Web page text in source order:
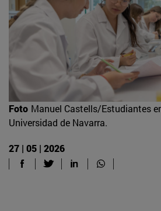
Foto Manuel Castells/Estudiantes
Universidad de Navarra.
27 | 05 | 2026